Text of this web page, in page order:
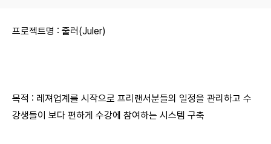
프로젝트명 : 줄러(Juler)
목적 : 레져업계를 시작으로 프리랜서분들의 일정을 관리하고 수
강생들이 보다 편하게 수강에 참여하는 시스템 구축